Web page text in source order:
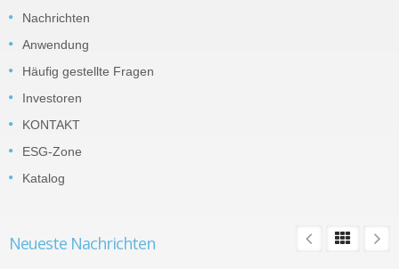
Nachrichten
Anwendung
Häufig gestellte Fragen
Investoren
KONTAKT
ESG-Zone
Katalog
Neueste Nachrichten